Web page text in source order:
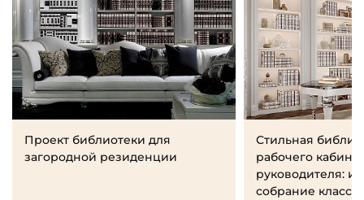
Проект библиотеки для
загородной резиденции
Стильная
рабочего
руководителя:
собрание